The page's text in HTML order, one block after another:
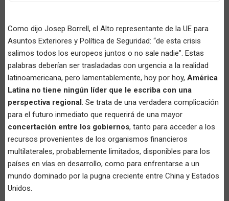
Como dijo Josep Borrell, el Alto representante de la UE para
Asuntos Exteriores y Política de Seguridad: “de esta crisis
salimos todos los europeos juntos o no sale nadie”. Estas
palabras deberían ser trasladadas con urgencia a la realidad
latinoamericana, pero lamentablemente, hoy por hoy, América
Latina no tiene ningún líder que le escriba con una
perspectiva regional. Se trata de una verdadera complicación
para el futuro inmediato que requerirá de una mayor
concertación entre los gobiernos, tanto para acceder a los
recursos provenientes de los organismos financieros
multilaterales, probablemente limitados, disponibles para los
países en vías en desarrollo, como para enfrentarse a un
mundo dominado por la pugna creciente entre China y Estados
Unidos.